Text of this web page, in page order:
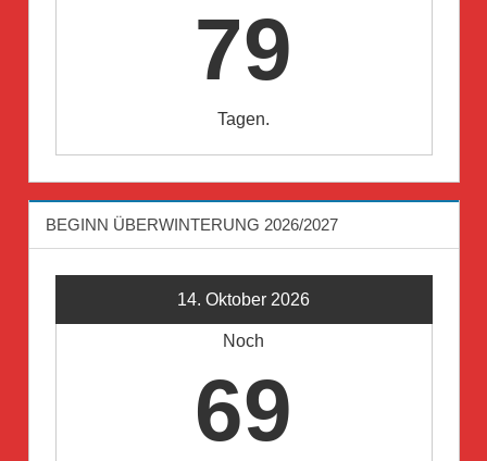
79
Tagen.
BEGINN ÜBERWINTERUNG 2026/2027
14. Oktober 2026
Noch
69